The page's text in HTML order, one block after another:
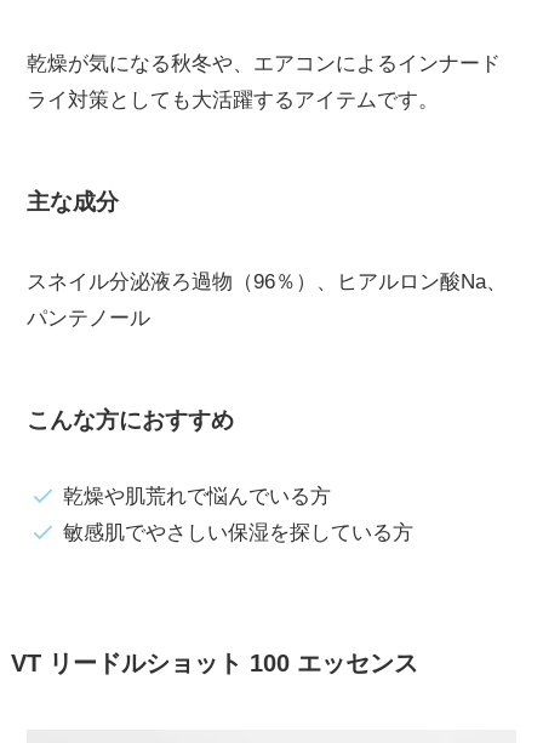
乾燥が気になる秋冬や、エアコンによるインナード
ライ対策としても大活躍するアイテムです。
主な成分
スネイル分泌液ろ過物（96％）、ヒアルロン酸Na、
パンテノール
こんな方におすすめ
乾燥や肌荒れで悩んでいる方
敏感肌でやさしい保湿を探している方
VT リードルショット 100 エッセンス